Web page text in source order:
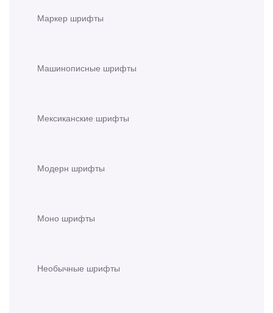
Маркер шрифты
Машинописные шрифты
Мексиканские шрифты
Модерн шрифты
Моно шрифты
Необычные шрифты